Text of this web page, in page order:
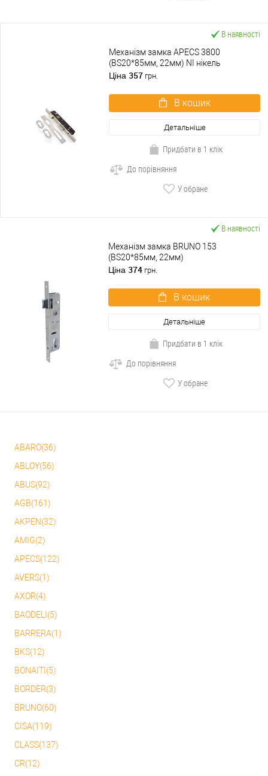
В наявності
Механізм замка APECS 3800
(BS20*85мм, 22мм) NI нікель
Ціна 357 грн.
В кошик
Детальніше
Придбати в 1 клік
До порівняння
У обране
В наявності
Механізм замка BRUNO 153
(BS20*85мм, 22мм)
Ціна 374 грн.
В кошик
Детальніше
Придбати в 1 клік
До порівняння
У обране
ABARO(36)
ABLOY(56)
ABUS(92)
AGB(161)
AKPEN(32)
AMIG(2)
APECS(122)
AVERS(1)
AXOR(4)
BAODELI(5)
BARRERA(1)
BKS(12)
BONAITI(5)
BORDER(3)
BRUNO(60)
CISA(119)
CLASS(137)
CR(12)